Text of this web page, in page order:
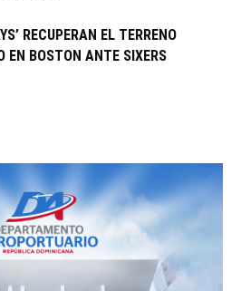
RECUPERAN EL TERRENO
EN BOSTON ANTE SIXERS